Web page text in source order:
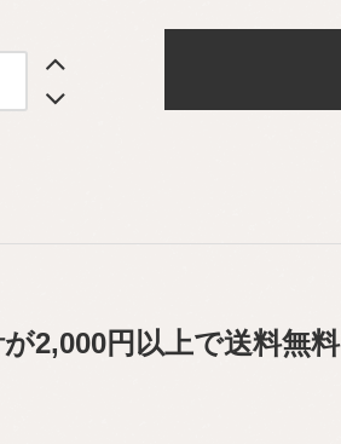
2,000円以上で送料無料